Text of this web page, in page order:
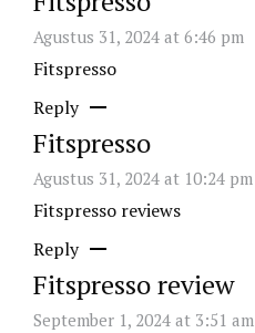
Agustus 31, 2024 at 6:46 pm
Fitspresso
Reply
Fitspresso
Agustus 31, 2024 at 10:24 pm
Fitspresso reviews
Reply
Fitspresso review
September 1, 2024 at 3:51 am